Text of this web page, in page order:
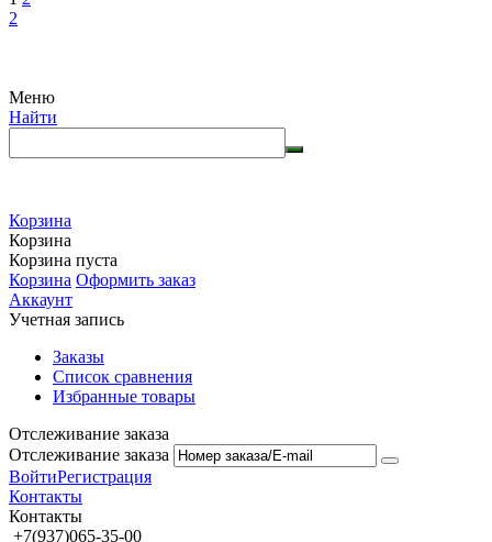
2
Меню
Найти
Корзина
Корзина
Корзина пуста
Корзина Оформить заказ
Аккаунт
Учетная запись
Заказы
Список сравнения
Избранные товары
Отслеживание заказа
Отслеживание заказа
ВойтиРегистрация
Контакты
Контакты
+7(937)065-35-00